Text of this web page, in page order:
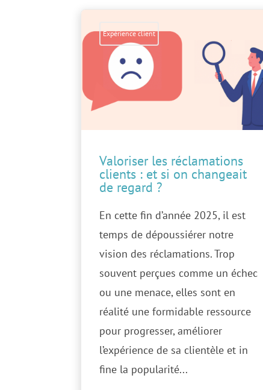
Expérience client
Valoriser les réclamations
clients : et si on changeait
de regard ?
En cette fin d’année 2025, il est
temps de dépoussiérer notre
vision des réclamations. Trop
souvent perçues comme un échec
ou une menace, elles sont en
réalité une formidable ressource
pour progresser, améliorer
l’expérience de sa clientèle et in
fine la popularité...